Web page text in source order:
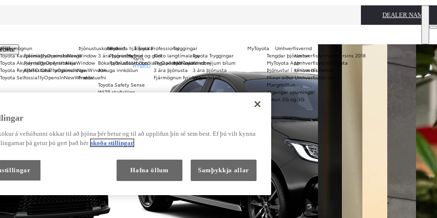
DEALER NAME
Yaris
HYBRID
Verð og
bæklingar
Toyota Kauptúnia11yOpensInNewWindow
Toyota Akureyria11yOpensInNewWindow
Toyota Reykjanesbæa11yOpensInNewWindow
Toyota Selfossia11yOpensInNewWindow
Fjármögnun
Fjármögnun einstaklinga
Fjármögnun fyrirtækja
KINTO ONE langtímaleiga
Tryggingar
Toyota Tryggingar
Þjónusta með nýjum bílum
3 ára þjónusta
Vegaaðstoð
Hybrid
Plug-in Hybrid
Rafbílar
Toyota Professional
Kinto langtímaleiga
Vegaaðstoð Toyota
3 ára þjónusta
Fjármögnun fyrirtækja
Þjónustuskoðanir
3 ára þjónusta
Bóka þjónustuskoðun
Athuga innköllun
Fræðsluefni
Toyota Safety Sense
WLTP staðallinn
MyToyota
Tengdar þjónustur
MyToyota App
Þjónustur í mínum bíl
Mínar síður
Margmiðlun
Algengar spurningar
Lokun 2G og 3G
Að starfa hjá Toyota
Stefnur og gildi
Störf i boðia11yOpensInNewWindow
Umhverfisvernd
Umhverfisfyrirtæki ársins 2018
Umhverfisvernd Toyota
Umhverfisstefna
Umhverfisskýrslur
á vefsíðunni okkar til að þjóna þér betur og til að upplifun þín sé sem best. Ef þú vilt kynna
þá getur þú gert það hér skoða stillingar
Hafna öllum Samþykkja allar